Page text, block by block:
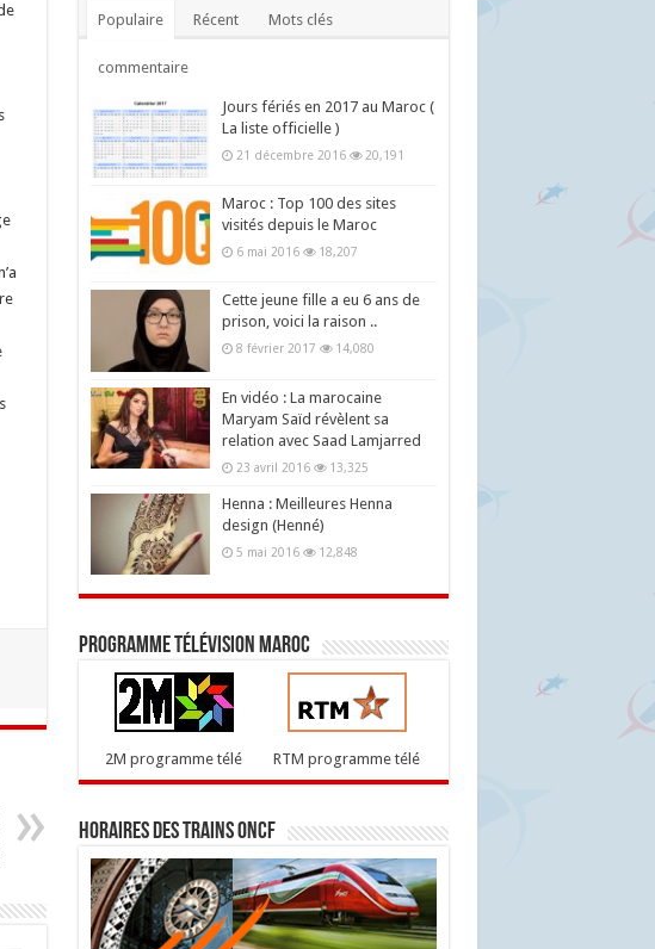
Populaire Récent Mots clés
commentaire
Jours fériés en 2017 au Maroc (
La liste officielle )
21 décembre 2016 20,191
Maroc : Top 100 des sites
visités depuis le Maroc
6 mai 2016 18,207
Cette jeune fille a eu 6 ans de
prison, voici la raison ..
8 février 2017 14,080
En vidéo : La marocaine
Maryam Saïd révèlent sa
relation avec Saad Lamjarred
23 avril 2016 13,325
Henna : Meilleures Henna
design (Henné)
5 mai 2016 12,848
Programme télévision maroc
2M programme télé RTM programme télé
Horaires des trains ONCF